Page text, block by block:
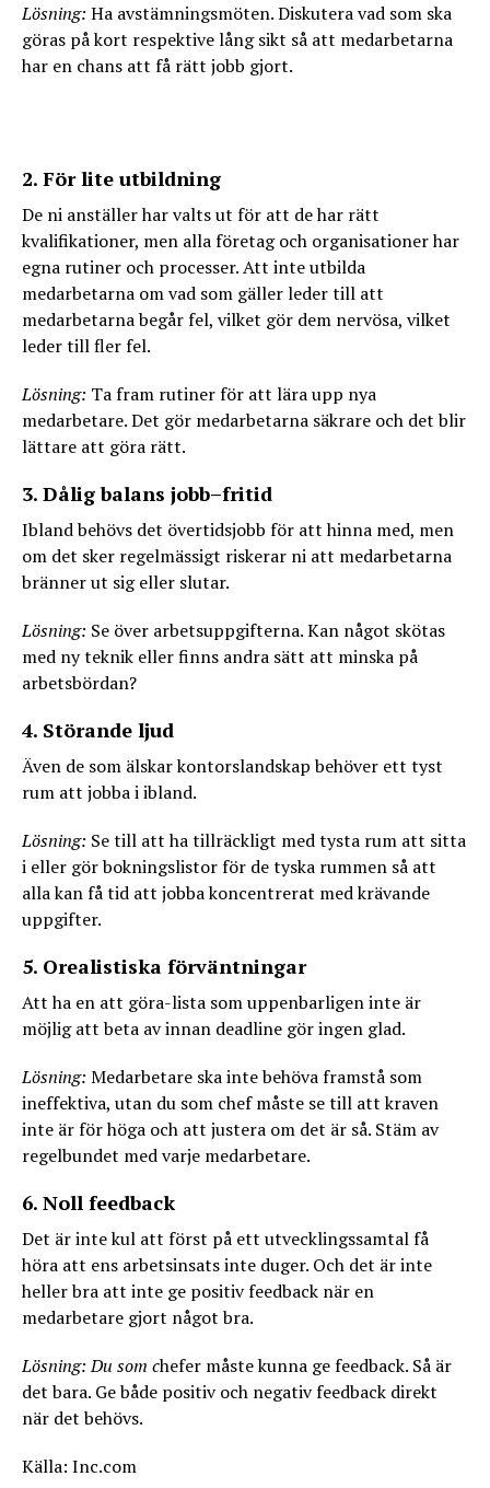
Lösning: Ha avstämningsmöten. Diskutera vad som ska
göras på kort respektive lång sikt så att medarbetarna
har en chans att få rätt jobb gjort.
2. För lite utbildning
De ni anställer har valts ut för att de har rätt
kvalifikationer, men alla företag och organisationer har
egna rutiner och processer. Att inte utbilda
medarbetarna om vad som gäller leder till att
medarbetarna begår fel, vilket gör dem nervösa, vilket
leder till fler fel.
Lösning: Ta fram rutiner för att lära upp nya
medarbetare. Det gör medarbetarna säkrare och det blir
lättare att göra rätt.
3. Dålig balans jobb–fritid
Ibland behövs det övertidsjobb för att hinna med, men
om det sker regelmässigt riskerar ni att medarbetarna
bränner ut sig eller slutar.
Lösning: Se över arbetsuppgifterna. Kan något skötas
med ny teknik eller finns andra sätt att minska på
arbetsbördan?
4. Störande ljud
Även de som älskar kontorslandskap behöver ett tyst
rum att jobba i ibland.
Lösning: Se till att ha tillräckligt med tysta rum att sitta
i eller gör bokningslistor för de tyska rummen så att
alla kan få tid att jobba koncentrerat med krävande
uppgifter.
5. Orealistiska förväntningar
Att ha en att göra-lista som uppenbarligen inte är
möjlig att beta av innan deadline gör ingen glad.
Lösning: Medarbetare ska inte behöva framstå som
ineffektiva, utan du som chef måste se till att kraven
inte är för höga och att justera om det är så. Stäm av
regelbundet med varje medarbetare.
6. Noll feedback
Det är inte kul att först på ett utvecklingssamtal få
höra att ens arbetsinsats inte duger. Och det är inte
heller bra att inte ge positiv feedback när en
medarbetare gjort något bra.
Lösning: Du som chefer måste kunna ge feedback. Så är
det bara. Ge både positiv och negativ feedback direkt
när det behövs.
Källa: Inc.com